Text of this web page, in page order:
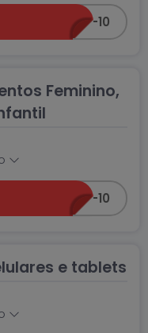
CUPOM-10
Feminino,
CUPOM-10
e tablets